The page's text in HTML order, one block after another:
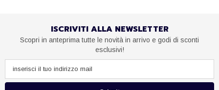
ISCRIVITI ALLA NEWSLETTER
Scopri in anteprima tutte le novità in arrivo e godi di sconti
esclusivi!